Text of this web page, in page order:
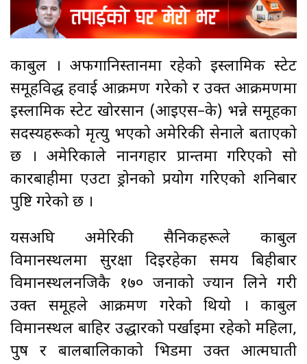
काबुल । अफगानिस्तानमा रहेको इस्लामिक स्टेट
समूहविरुद्ध हवाई आक्रमण गरेको र उक्त आक्रमणमा
इस्लामिक स्टेट खोरसान (आइएस–के) भन्ने समूहका
सदस्यहरूको मृत्यु भएको अमेरिकी सेनाले बताएको
छ । अमेरिकाले नानगहार प्रान्तमा गरिएको सो
कारबाहीमा एउटा ड्रोनको प्रयोग गरिएको शनिबार
पुष्टि गरेको छ ।
यसअघि अमेरिकी सैनिकहरूले काबुल
विमानस्थलमा सुरक्षा दिइरहेका समय बिहीबार
विमानस्थलनजिकै १७० जनाको ज्यान लिने गरी
उक्त समूहले आक्रमण गरेको थियो । काबुल
विमानस्थल बाहिर उद्धारको पर्खाइमा रहेको महिला,
पुरुष र बालबालिकाको भिडमा उक्त आत्मघाती